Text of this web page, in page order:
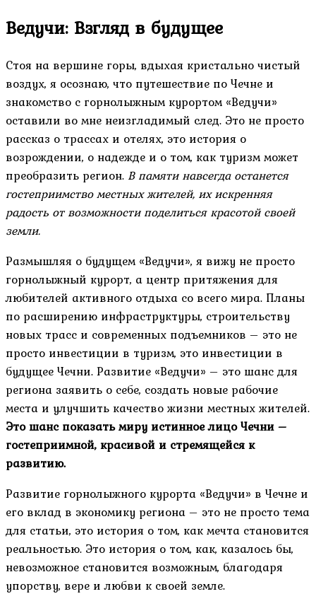
Ведучи: Взгляд в будущее
Стоя на вершине горы, вдыхая кристально чистый
воздух, я осознаю, что путешествие по Чечне и
знакомство с горнолыжным курортом «Ведучи»
оставили во мне неизгладимый след. Это не просто
рассказ о трассах и отелях, это история о
возрождении, о надежде и о том, как туризм может
преобразить регион. В памяти навсегда останется
гостеприимство местных жителей, их искренняя
радость от возможности поделиться красотой своей
земли.
Размышляя о будущем «Ведучи», я вижу не просто
горнолыжный курорт, а центр притяжения для
любителей активного отдыха со всего мира. Планы
по расширению инфраструктуры, строительству
новых трасс и современных подъемников – это не
просто инвестиции в туризм, это инвестиции в
будущее Чечни. Развитие «Ведучи» – это шанс для
региона заявить о себе, создать новые рабочие
места и улучшить качество жизни местных жителей.
Это шанс показать миру истинное лицо Чечни –
гостеприимной, красивой и стремящейся к
развитию.
Развитие горнолыжного курорта «Ведучи» в Чечне и
его вклад в экономику региона – это не просто тема
для статьи, это история о том, как мечта становится
реальностью. Это история о том, как, казалось бы,
невозможное становится возможным, благодаря
упорству, вере и любви к своей земле.